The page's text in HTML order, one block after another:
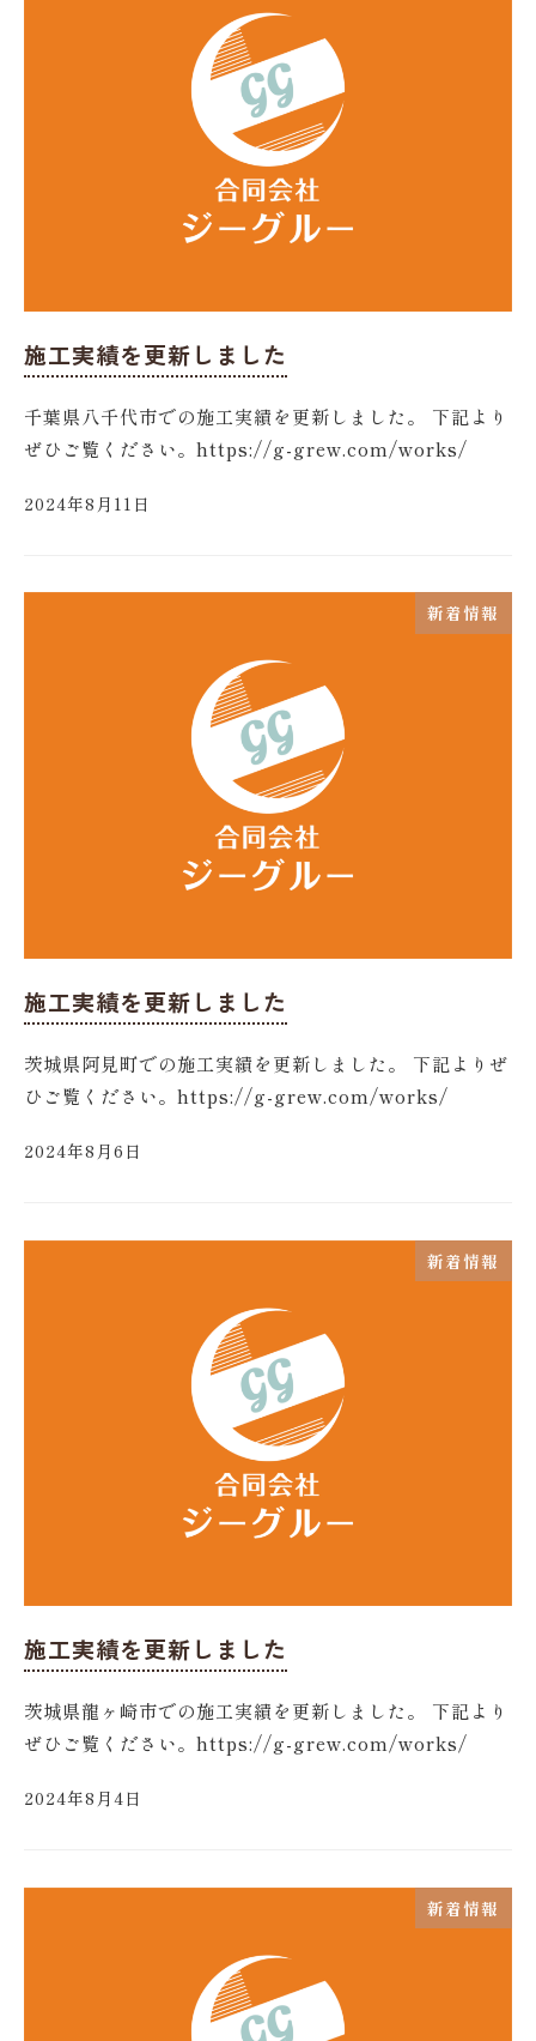
施工実績を更新しました
千葉県八千代市での施工実績を更新しました。 下記より
ぜひご覧ください。https://g-grew.com/works/
2024年8月11日
新着情報
施工実績を更新しました
茨城県阿見町での施工実績を更新しました。 下記よりぜ
ひご覧ください。https://g-grew.com/works/
2024年8月6日
新着情報
施工実績を更新しました
茨城県龍ヶ崎市での施工実績を更新しました。 下記より
ぜひご覧ください。https://g-grew.com/works/
2024年8月4日
新着情報